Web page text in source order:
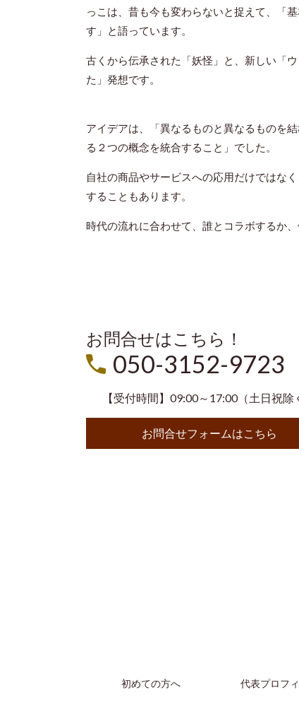
っこは、昔も今も変わらないと捉えて、「
す」と語っています。
古くから伝承された「妖怪」と、新しい「
た」発想です。
アイデアは、「異なるものと異なるものを
る２つの概念を統合すること」でした。
自社の商品やサービスへの応用だけではな
することもあります。
時代の流れに合わせて、誰とコラボするか
お問合せはこちら！
050-3152-9723
【受付時間】09:00～17:00（土日祝除
お問合せフォームはこちら
初めての方へ 代表プロフ